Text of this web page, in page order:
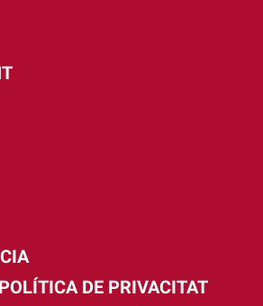
DE PRIVACITAT